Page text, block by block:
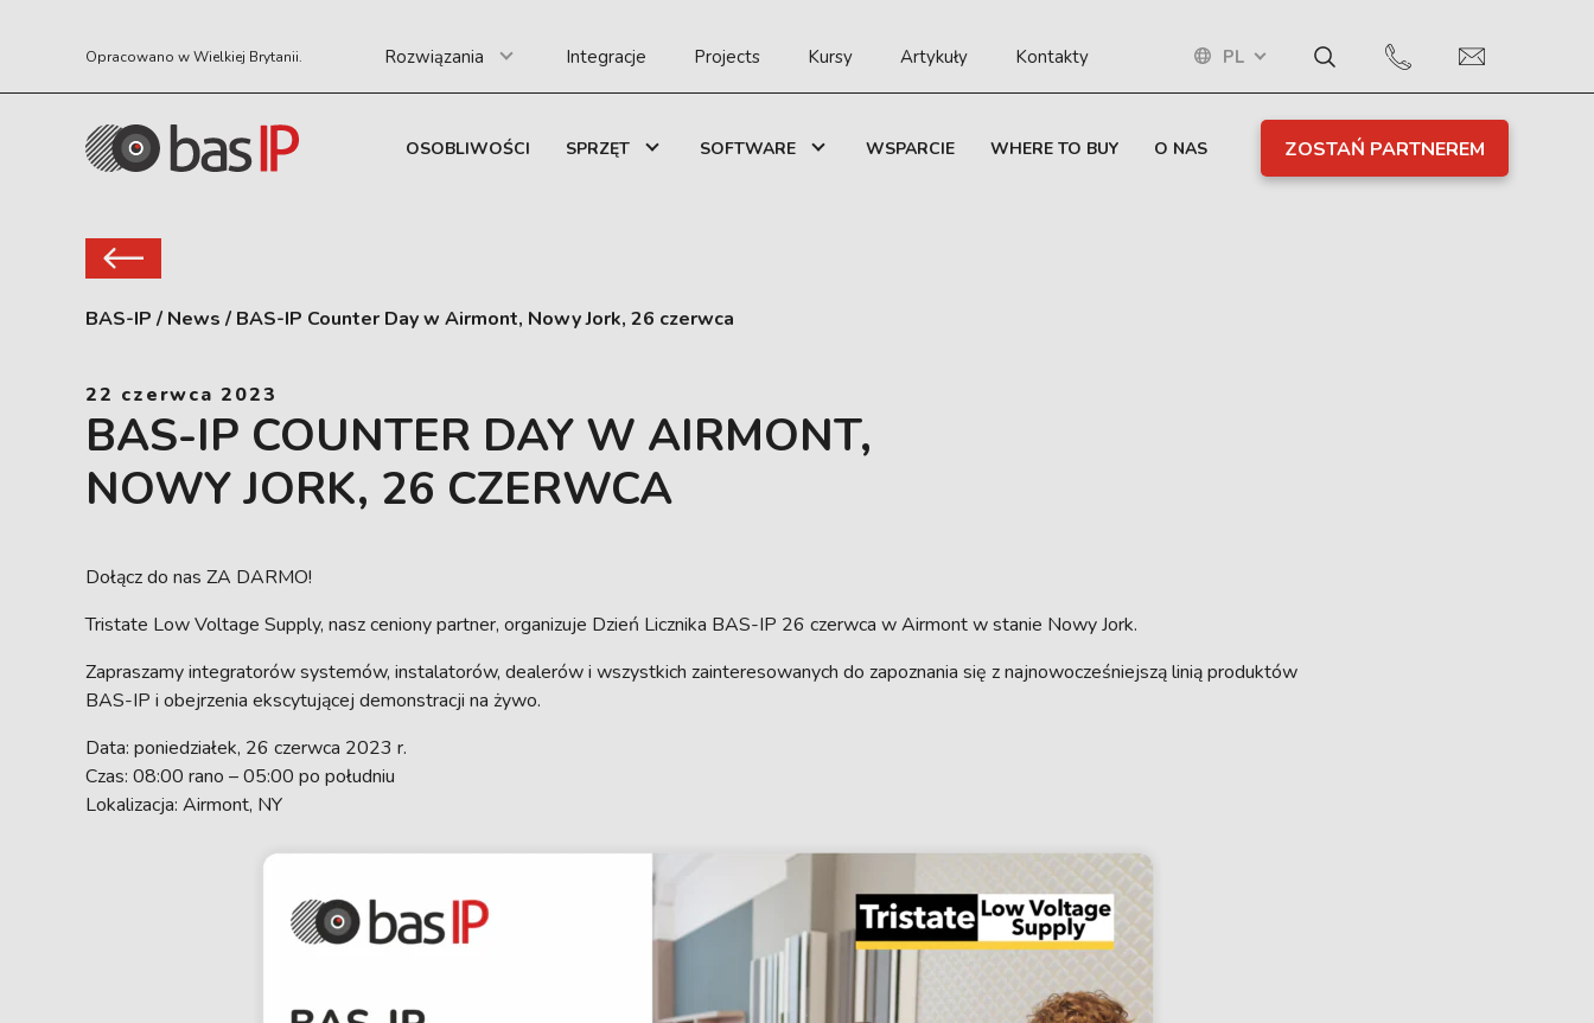
Opracowano w Wielkiej Brytanii. Rozwiązania Integracje Projects Kursy Artykuły Kontakty PL
OSOBLIWOŚCI SPRZĘT SOFTWARE WSPARCIE WHERE TO BUY O NAS ZOSTAŃ PARTNEREM
BAS-IP / News / BAS-IP Counter Day w Airmont, Nowy Jork, 26 czerwca
22 czerwca 2023
BAS-IP COUNTER DAY W AIRMONT,
NOWY JORK, 26 CZERWCA
Dołącz do nas ZA DARMO!
Tristate Low Voltage Supply, nasz ceniony partner, organizuje Dzień Licznika BAS-IP 26 czerwca w Airmont w stanie Nowy Jork.
Zapraszamy integratorów systemów, instalatorów, dealerów i wszystkich zainteresowanych do zapoznania się z najnowocześniejszą linią produktów
BAS-IP i obejrzenia ekscytującej demonstracji na żywo.
Data: poniedziałek, 26 czerwca 2023 r.
Czas: 08:00 rano – 05:00 po południu
Lokalizacja: Airmont, NY